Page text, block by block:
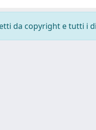
da copyright e tutti i